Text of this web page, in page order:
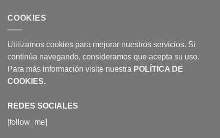
COOKIES
Utilizamos cookies para mejorar nuestros servicios. Si
continúa navegando, consideramos que acepta su uso.
Para más información visite nuestra POLÍTICA DE
COOKIES.
REDES SOCIALES
[follow_me]